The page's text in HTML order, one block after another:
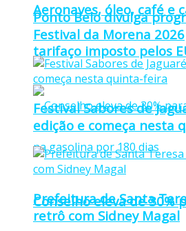
Aeronaves, óleo, café e
tarifaço imposto pelos
Conselho eleva de 30%
Ponto Belo divulga
Festival da Morena 2026
Festival Sabores de
edição e começa nesta
Prefeitura de Santa
retrô com Sidney Magal